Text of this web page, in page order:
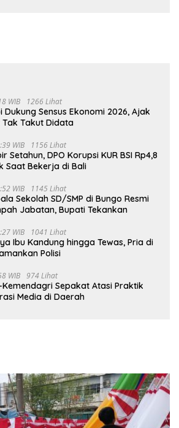
WIB 1266 Lihat
Sensus Ekonomi 2026, Ajak
Takut Didata
WIB 1156 Lihat
Setahun, DPO Korupsi KUR BSI Rp4,8
Saat Bekerja di Bali
WIB 1145 Lihat
Sekolah SD/SMP di Bungo Resmi
Jabatan, Bupati Tekankan
WIB 1041 Lihat
Ibu Kandung hingga Tewas, Pria di
Polisi
WIB 974 Lihat
Kemendagri Sepakat Atasi Praktik
Media di Daerah